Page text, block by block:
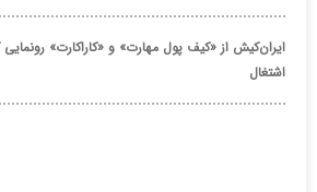
ایران‌کیش از «کیف پول مهارت» و «کاراکارت» رونمایی
اشتغال